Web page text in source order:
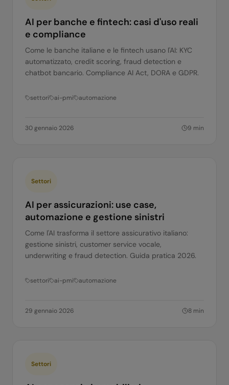
AI per banche e fintech: casi d'uso reali
e compliance
Come le banche italiane e le fintech usano l'AI: KYC
automatizzato, credit scoring, fraud detection e
chatbot bancario. Compliance AI Act, DORA e GDPR.
settori ai-pmi automazione
30 gennaio 2026 9 min
Settori
AI per assicurazioni: use case,
automazione e gestione sinistri
Come l'AI trasforma il settore assicurativo italiano:
gestione sinistri, customer service vocale,
underwriting e fraud detection. Guida pratica 2026.
settori ai-pmi automazione
29 gennaio 2026 8 min
Settori